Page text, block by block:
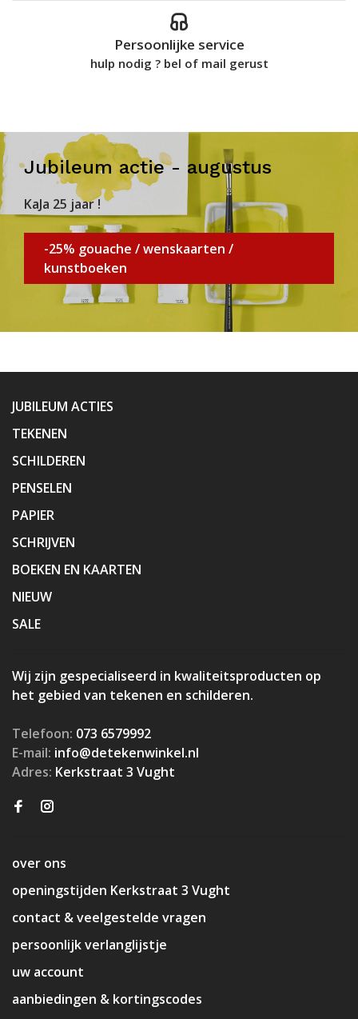
Persoonlijke service
hulp nodig ? bel of mail gerust
Jubileum actie - augustus
KaJa 25 jaar !
-25% gouache / wenskaarten /
kunstboeken
JUBILEUM ACTIES
TEKENEN
SCHILDEREN
PENSELEN
PAPIER
SCHRIJVEN
BOEKEN EN KAARTEN
NIEUW
SALE
Wij zijn gespecialiseerd in kwaliteitsproducten op
het gebied van tekenen en schilderen.
Telefoon: 073 6579992
E-mail: info@detekenwinkel.nl
Adres: Kerkstraat 3 Vught
over ons
openingstijden Kerkstraat 3 Vught
contact & veelgestelde vragen
persoonlijk verlanglijstje
uw account
aanbiedingen & kortingscodes